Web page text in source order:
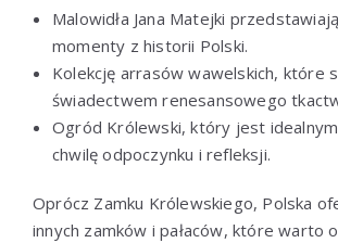
Malowidła Jana Matejki
momenty z historii Polski.
Kolekcję arrasów wawelskich, które
świadectwem renesansowego
Ogród Królewski, który jest
chwilę odpoczynku i refleksji.
Oprócz Zamku Królewskiego, Polska
innych zamków i pałaców, które warto